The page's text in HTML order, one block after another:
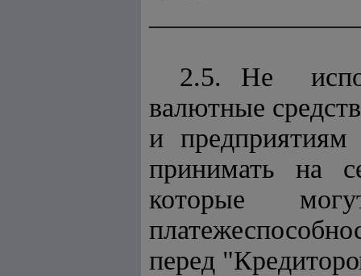
2.5. Не
валютные
и
принимать на
которые
перед